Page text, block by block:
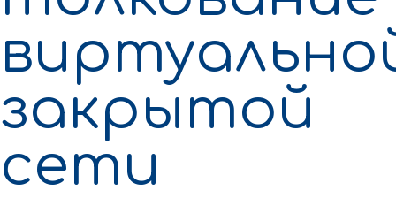
закрытой
сети